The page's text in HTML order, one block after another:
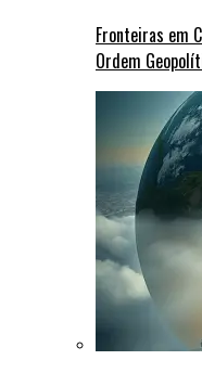
Fronteiras em
Ordem